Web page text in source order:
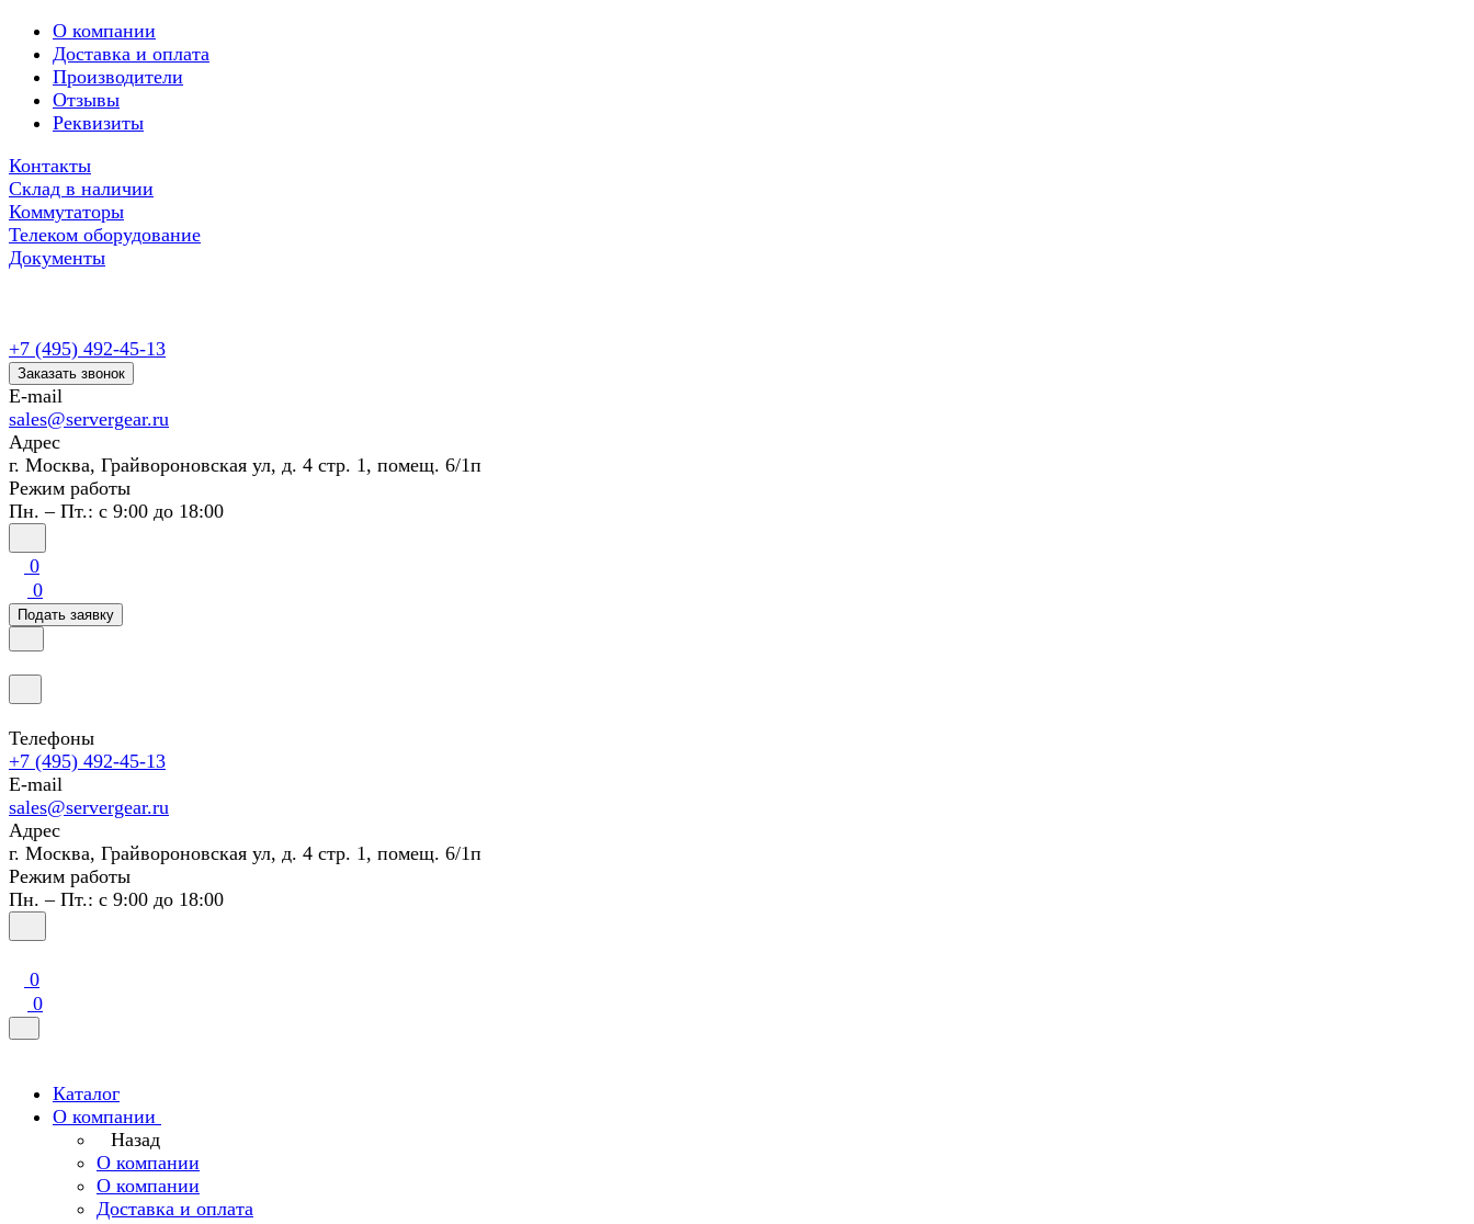
О компании
Доставка и оплата
Производители
Отзывы
Реквизиты
Контакты
Склад в наличии
Коммутаторы
Телеком оборудование
Документы
+7 (495) 492-45-13
Заказать звонок
E-mail
sales@servergear.ru
Адрес
г. Москва, Грайвороновская ул, д. 4 стр. 1, помещ. 6/1п
Режим работы
Пн. – Пт.: с 9:00 до 18:00
0
0
Подать заявку
Телефоны
+7 (495) 492-45-13
E-mail
sales@servergear.ru
Адрес
г. Москва, Грайвороновская ул, д. 4 стр. 1, помещ. 6/1п
Режим работы
Пн. – Пт.: с 9:00 до 18:00
0
0
Каталог
О компании
Назад
О компании
О компании
Доставка и оплата